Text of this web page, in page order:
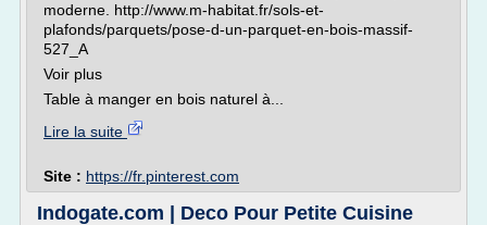
moderne. http://www.m-habitat.fr/sols-et-
plafonds/parquets/pose-d-un-parquet-en-bois-massif-
527_A
Voir plus
Table à manger en bois naturel à...
Lire la suite
Site : https://fr.pinterest.com
Indogate.com | Deco Pour Petite Cuisine